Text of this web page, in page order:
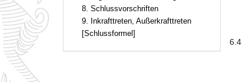
8. Schlussvorschriften
9. Inkrafttreten, Außerkrafttreten
[Schlussformel]
6.4